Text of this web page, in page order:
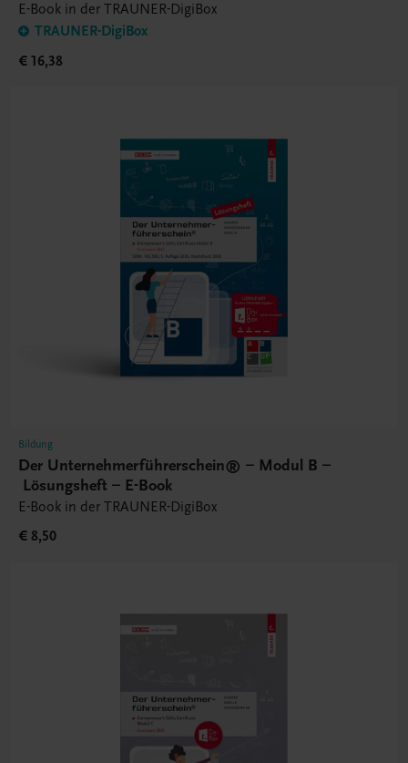
E-Book in der TRAUNER-DigiBox
TRAUNER-DigiBox
€ 16,38
Bildung
Der Unternehmerführerschein® – Modul B –
Lösungsheft – E-Book
E-Book in der TRAUNER-DigiBox
€ 8,50